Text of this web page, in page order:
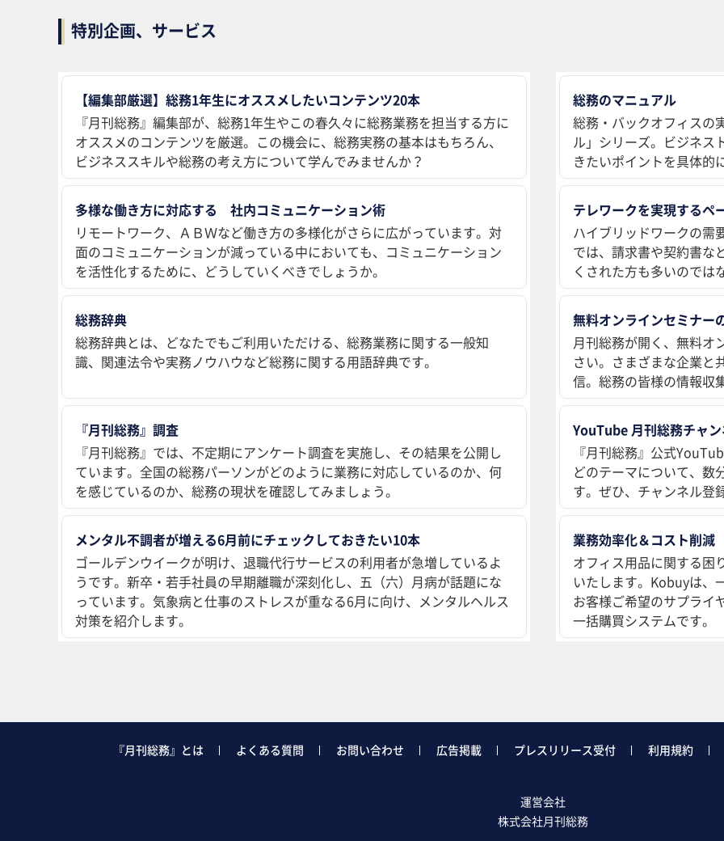
特別企画、サービス
【編集部厳選】総務1年生にオススメしたいコンテンツ20本
『月刊総務』編集部が、総務1年生やこの春久々に総務業務を担当する方に
オススメのコンテンツを厳選。この機会に、総務実務の基本はもちろん、
ビジネススキルや総務の考え方について学んでみませんか？
総務のマニュアル
総務・バックオフィスの
ル」シリーズ。ビジネス
きたいポイントを具体的
多様な働き方に対応する 社内コミュニケーション術
リモートワーク、ＡＢＷなど働き方の多様化がさらに広がっています。対
面のコミュニケーションが減っている中においても、コミュニケーション
を活性化するために、どうしていくべきでしょうか。
テレワークを実現するペ
ハイブリッドワークの需
では、請求書や契約書な
くされた方も多いのでは
総務辞典
総務辞典とは、どなたでもご利用いただける、総務業務に関する一般知
識、関連法令や実務ノウハウなど総務に関する用語辞典です。
無料オンラインセミナー
月刊総務が開く、無料オ
さい。さまざまな企業と
信。総務の皆様の情報収
『月刊総務』調査
『月刊総務』では、不定期にアンケート調査を実施し、その結果を公開し
ています。全国の総務パーソンがどのように業務に対応しているのか、何
を感じているのか、総務の現状を確認してみましょう。
YouTube 月刊総務チャ
『月刊総務』公式
どのテーマについて、数
す。ぜひ、チャンネル登
メンタル不調者が増える6月前にチェックしておきたい10本
ゴールデンウイークが明け、退職代行サービスの利用者が急増しているよ
うです。新卒・若手社員の早期離職が深刻化し、五（六）月病が話題にな
っています。気象病と仕事のストレスが重なる6月に向け、メンタルヘルス
対策を紹介します。
業務効率化＆コスト削
オフィス用品に関する困
いたします。Kobuyは、
お客様ご希望のサプライ
一括購買システムです。
『月刊総務』とは よくある質問 お問い合わせ 広告掲載 プレスリリース受付 利用規約
運営会社
株式会社月刊総務